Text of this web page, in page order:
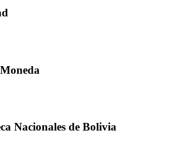
Nacionales de Bolivia